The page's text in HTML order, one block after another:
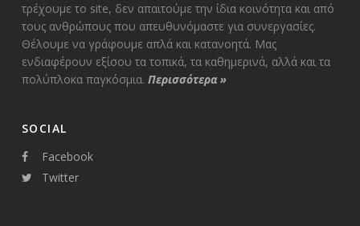
τρέχουμε το site, δεν απαιτούμε την ίδια κοινότητα και από
τους ανθρώπους που απευθυνόμαστε για συνεργασίες.
Θέλουμε να γράφουμε απλά και κατανοητά. Μας
ενδιαφέρουν εξίσου τα τοπικά, τα καθημερινά, αλλά και τα
πολύπλοκα παγκόσμια. Περισσότερα»
SOCIAL
Facebook
Twitter